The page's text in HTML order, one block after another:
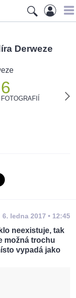
Derweze
6
FOTOGRAFIÍ
6. ledna 2017 • 12:45
neexistuje, tak
možná trochu
vypadá jako